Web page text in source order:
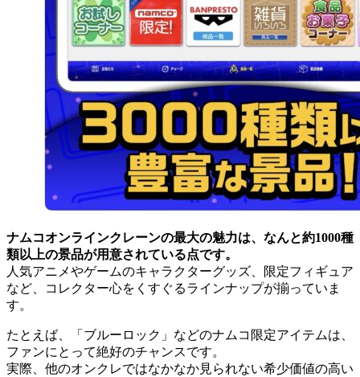
ナムコオンラインクレーンの最大の魅力は、なんと約1000種
類以上の景品が用意されている点です。
人気アニメやゲームのキャラクターグッズ、限定フィギュア
など、コレクター心をくすぐるラインナップが揃っていま
す。
たとえば、「ブルーロック」などのナムコ限定アイテムは、
ファンにとって絶好のチャンスです。
実際、他のオンクレではなかなか見られない希少価値の高い